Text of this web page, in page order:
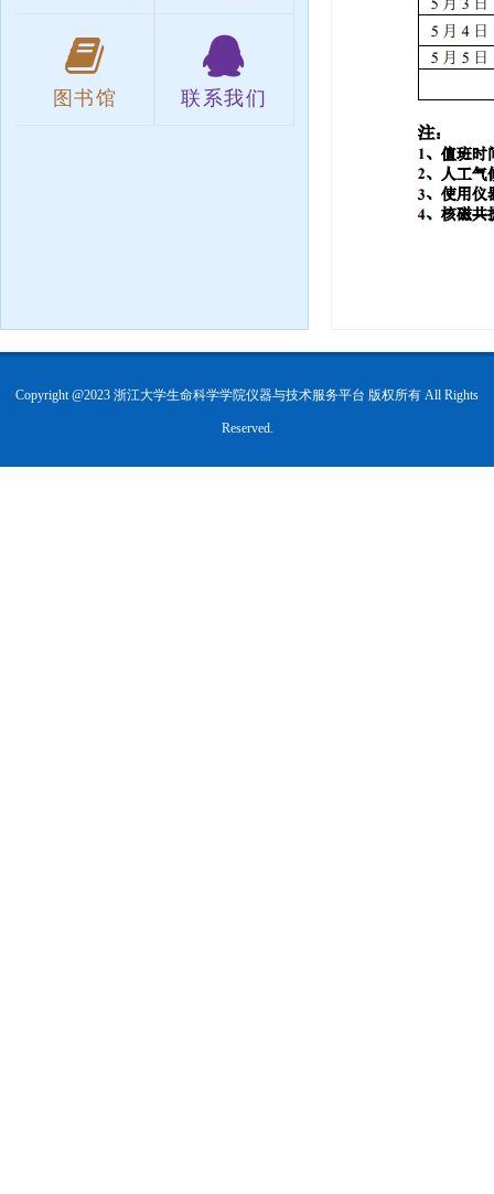
图书馆 联系我们
Copyright @2023 浙江大学生命科学学院仪器与技术服务平台 版权所有 All Rights
Reserved.